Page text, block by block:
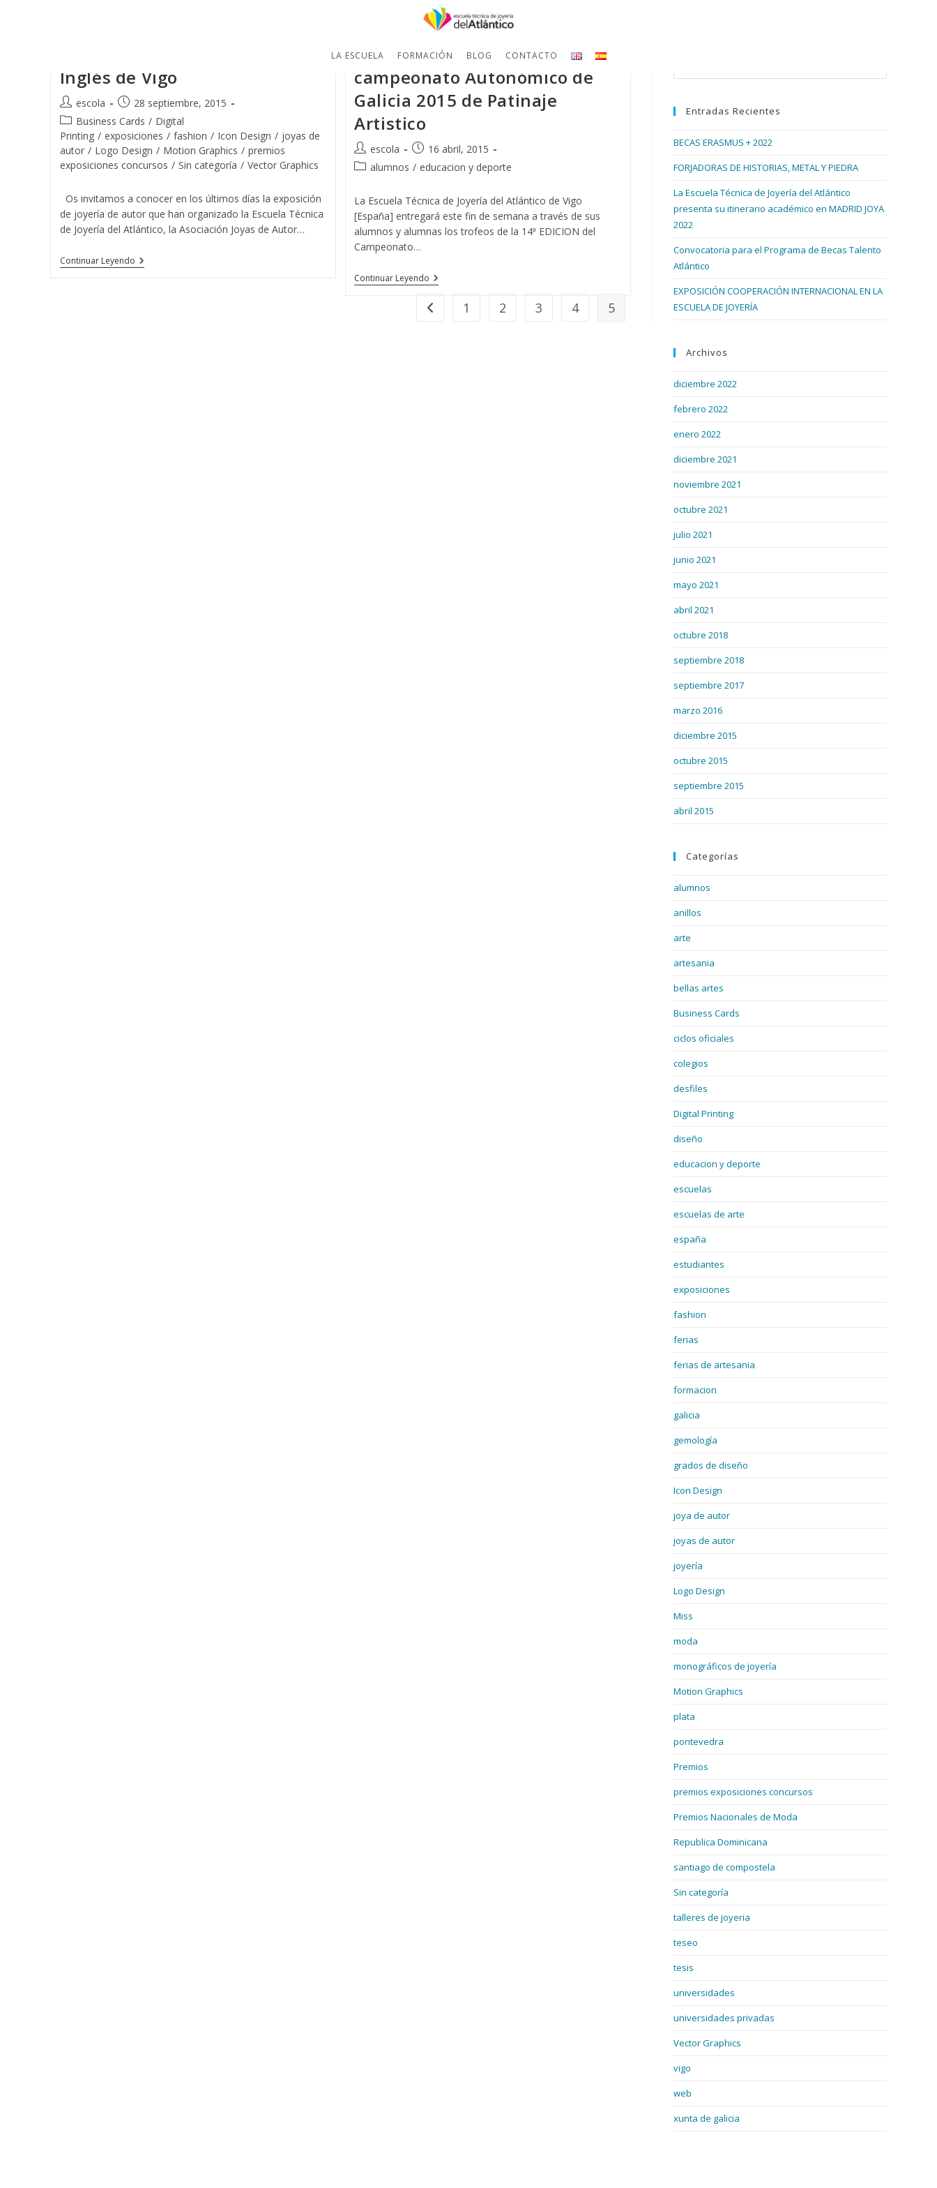
LA ESCUELA FORMACIÓN BLOG CONTACTO
Inglés de Vigo
Autor
de
la
entrada:
escola
Publicación
de
la
entrada:
28 septiembre, 2015
Categoría
de
la
entrada:
Business Cards / Digital
Printing / exposiciones / fashion / Icon Design / joyas de
autor / Logo Design / Motion Graphics / premios
exposiciones concursos / Sin categoría / Vector Graphics
Os invitamos a conocer en los últimos días la exposición
de joyería de autor que han organizado la Escuela Técnica
de Joyería del Atlántico, la Asociación Joyas de Autor…
Continuar LeyendoExposición
De
Entrega de trofeos del
campeonato Autonómico de
Galicia 2015 de Patinaje
Artistico
Autor
de
escola
Publicación
de
16 abril, 2015
Categoría
la
entrada:
alumnos / educacion y deporte
La Escuela Técnica de Joyería del Atlántico de Vigo
[España] entregará este fin de semana a través de sus
alumnos y alumnas los trofeos de la 14ª EDICION del
Campeonato…
Continuar Leyendo Entrega
De
Trofeos
Del
Ir a la página anterior
1 2 3 4 5
Escape
Entradas Recientes
BECAS ERASMUS + 2022
FORJADORAS DE HISTORIAS, METAL Y PIEDRA
La Escuela Técnica de Joyería del Atlántico
presenta su itinerario académico en MADRID JOYA
2022
Convocatoria para el Programa de Becas Talento
Atlántico
EXPOSICIÓN COOPERACIÓN INTERNACIONAL EN LA
ESCUELA DE JOYERÍA
Archivos
diciembre 2022
febrero 2022
enero 2022
diciembre 2021
noviembre 2021
octubre 2021
julio 2021
junio 2021
mayo 2021
abril 2021
octubre 2018
septiembre 2018
septiembre 2017
marzo 2016
diciembre 2015
octubre 2015
septiembre 2015
abril 2015
Categorías
alumnos
anillos
arte
artesania
bellas artes
Business Cards
ciclos oficiales
colegios
desfiles
Digital Printing
diseño
educacion y deporte
escuelas
escuelas de arte
españa
estudiantes
exposiciones
fashion
ferias
ferias de artesania
formacion
galicia
gemología
grados de diseño
Icon Design
joya de autor
joyas de autor
joyería
Logo Design
Miss
moda
monográficos de joyería
Motion Graphics
plata
pontevedra
Premios
premios exposiciones concursos
Premios Nacionales de Moda
Republica Dominicana
santiago de compostela
Sin categoría
talleres de joyeria
teseo
tesis
universidades
universidades privadas
Vector Graphics
vigo
web
xunta de galicia